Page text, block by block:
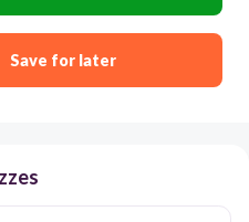
Save for later